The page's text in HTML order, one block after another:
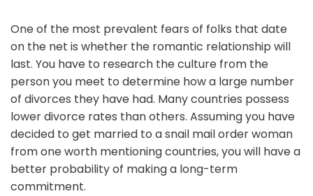
One of the most prevalent fears of folks that date
on the net is whether the romantic relationship will
last. You have to research the culture from the
person you meet to determine how a large number
of divorces they have had. Many countries possess
lower divorce rates than others. Assuming you have
decided to get married to a snail mail order woman
from one worth mentioning countries, you will have a
better probability of making a long-term
commitment.